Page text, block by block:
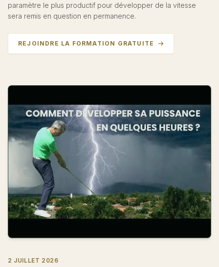
paramètre le plus productif pour développer de la vitesse
sera remis en question en permanence.
REJOINDRE LA FORMATION GRATUITE
2 JUILLET 2026